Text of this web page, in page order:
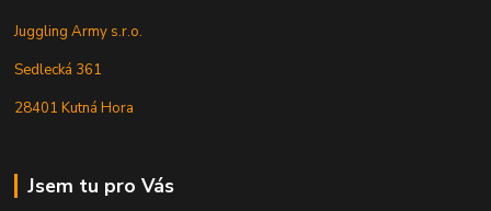
Juggling Army s.r.o.
Sedlecká 361
28401 Kutná Hora
Jsem tu pro Vás